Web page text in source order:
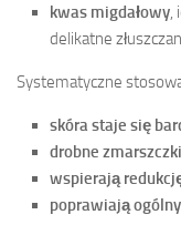
kwas migdałowy,
delikatne
Systematyczne
skóra staje się
drobne
wspierają
poprawiają